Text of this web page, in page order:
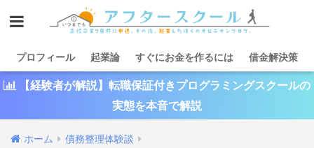
プロフィール 起業論 すぐにお金を作るには 借金解決策
【経験者が解説】転職保証付きプログラミングスクールの
実態を本音で解説
ホーム 債務整理体験談